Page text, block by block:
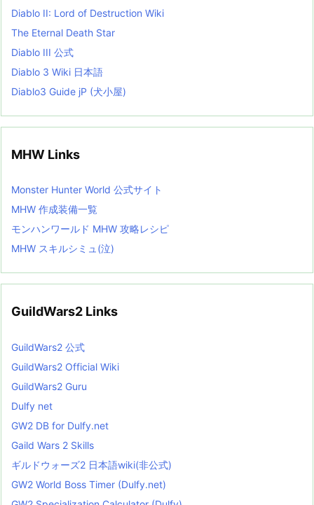
Diablo II: Lord of Destruction Wiki
The Eternal Death Star
Diablo III 公式
Diablo 3 Wiki 日本語
Diablo3 Guide jP (犬小屋)
MHW Links
Monster Hunter World 公式サイト
MHW 作成装備一覧
モンハンワールド MHW 攻略レシピ
MHW スキルシミュ(泣)
GuildWars2 Links
GuildWars2 公式
GuildWars2 Official Wiki
GuildWars2 Guru
Dulfy net
GW2 DB for Dulfy.net
Gaild Wars 2 Skills
ギルドウォーズ2 日本語wiki(非公式)
GW2 World Boss Timer (Dulfy.net)